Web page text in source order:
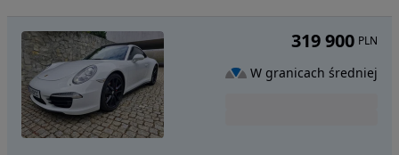
319 900 PLN
W granicach średniej